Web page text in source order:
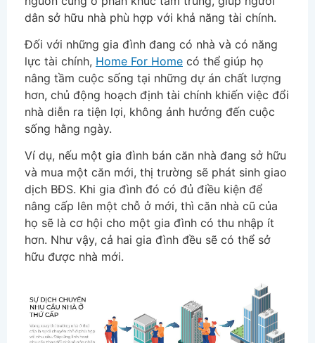
dân sở hữu nhà phù hợp với khả năng tài chính.
Đối với những gia đình đang có nhà và có năng
lực tài chính, Home For Home có thể giúp họ
nâng tầm cuộc sống tại những dự án chất lượng
hơn, chủ động hoạch định tài chính khiến việc đổi
nhà diễn ra tiện lợi, không ảnh hưởng đến cuộc
sống hằng ngày.
Ví dụ, nếu một gia đình bán căn nhà đang sở hữu
và mua một căn mới, thị trường sẽ phát sinh giao
dịch BĐS. Khi gia đình đó có đủ điều kiện để
nâng cấp lên một chỗ ở mới, thì căn nhà cũ của
họ sẽ là cơ hội cho một gia đình có thu nhập ít
hơn. Như vậy, cả hai gia đình đều sẽ có thể sở
hữu được nhà mới.